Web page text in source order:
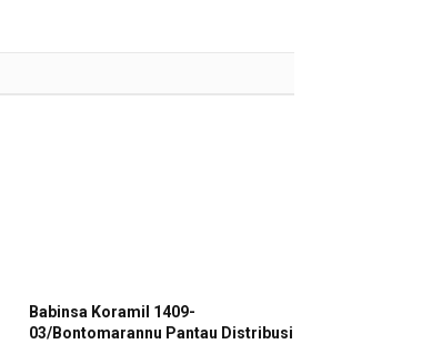
Babinsa Koramil 1409-
03/Bontomarannu Pantau Distribusi